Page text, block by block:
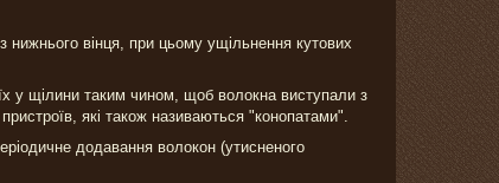
нижнього вінця, при цьому ущільнення кутових
у щілини таким чином, щоб волокна виступали з
які також називаються "конопатами".
додавання волокон (утисненого